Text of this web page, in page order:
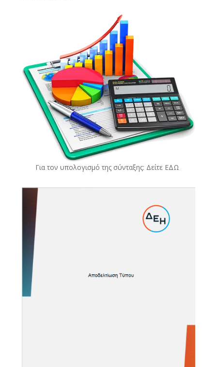
Για τον υπολογισμό της σύνταξης: Δείτε ΕΔΩ